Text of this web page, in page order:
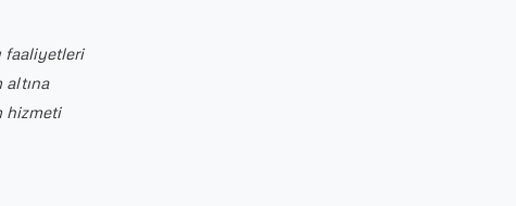
faaliyetleri
altına
hizmeti